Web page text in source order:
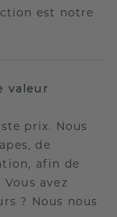
est notre
valeur
prix. Nous
de
afin de
avez
? Nous nous